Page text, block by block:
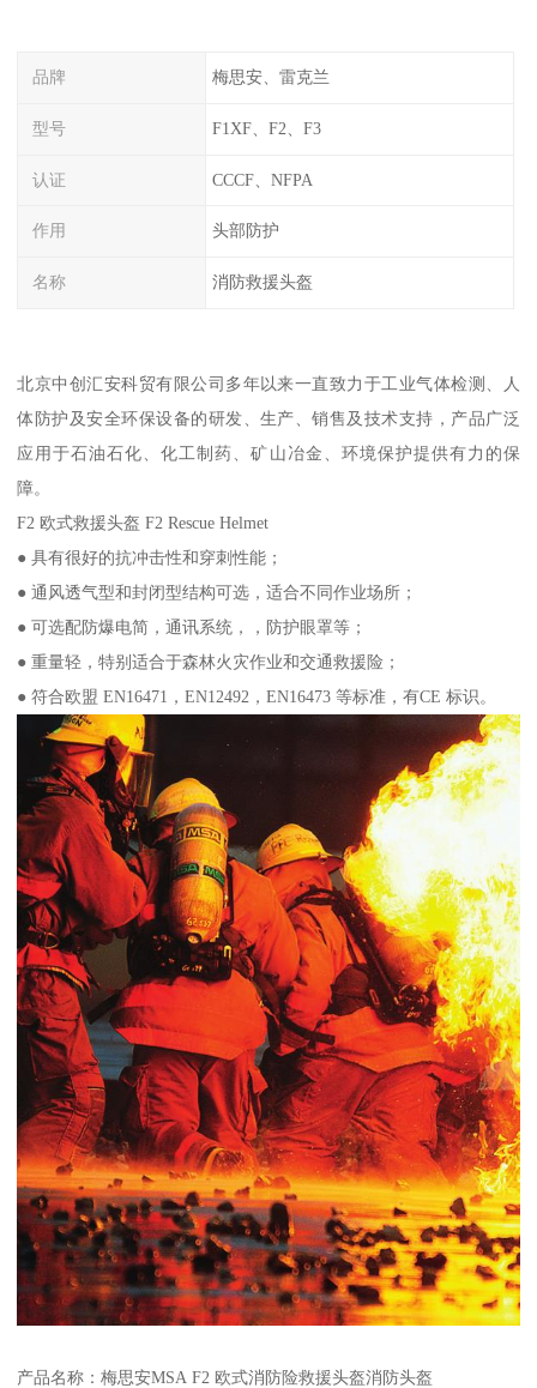
品牌 梅思安、雷克兰
型号 F1XF、F2、F3
认证 CCCF、NFPA
作用 头部防护
名称 消防救援头盔
北京中创汇安科贸有限公司多年以来一直致力于工业气体检测、人
体防护及安全环保设备的研发、生产、销售及技术支持，产品广泛
应用于石油石化、化工制药、矿山冶金、环境保护提供有力的保
障。
F2 欧式救援头盔 F2 Rescue Helmet
● 具有很好的抗冲击性和穿刺性能；
● 通风透气型和封闭型结构可选，适合不同作业场所；
● 可选配防爆电简，通讯系统，，防护眼罩等；
● 重量轻，特别适合于森林火灾作业和交通救援险；
● 符合欧盟 EN16471，EN12492，EN16473 等标准，有CE 标识。
产品名称：梅思安MSA F2 欧式消防险救援头盔消防头盔